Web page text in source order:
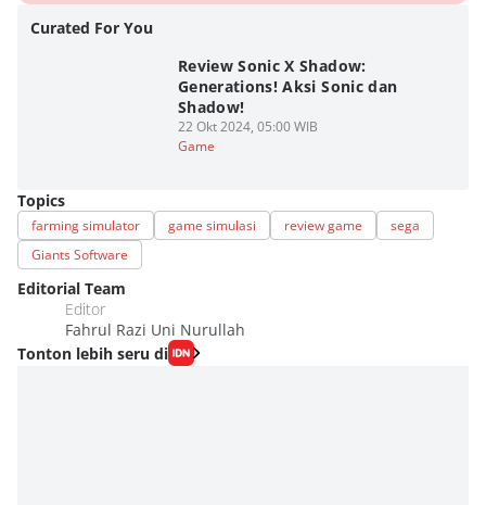
Curated For You
Review Sonic X Shadow:
Generations! Aksi Sonic dan
Shadow!
22 Okt 2024, 05:00 WIB
Game
Topics
farming simulator game simulasi review game
sega
Giants Software
Editorial Team
Editor
Fahrul Razi Uni Nurullah
Tonton lebih seru di